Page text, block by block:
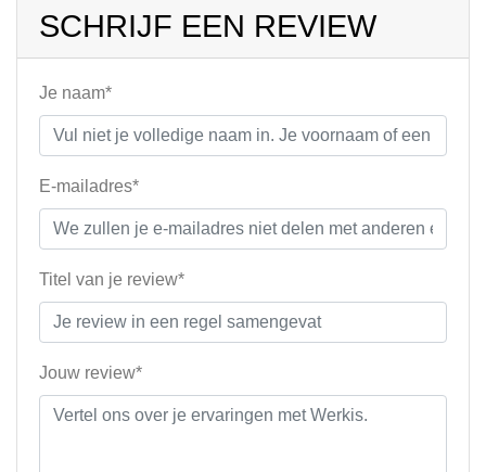
SCHRIJF EEN REVIEW
Je naam*
E-mailadres*
Titel van je review*
Jouw review*